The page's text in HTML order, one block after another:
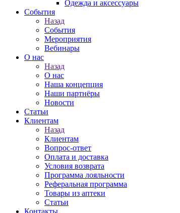
Одежда и аксессуары
События
Назад
События
Мероприятия
Вебинары
О нас
Назад
О нас
Наша концепция
Наши партнёры
Новости
Статьи
Клиентам
Назад
Клиентам
Вопрос-ответ
Оплата и доставка
Условия возврата
Программа лояльности
Реферальная программа
Товары из аптеки
Статьи
Контакты